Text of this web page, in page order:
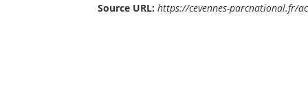
Source URL: https://cevennes-parcnational.fr/